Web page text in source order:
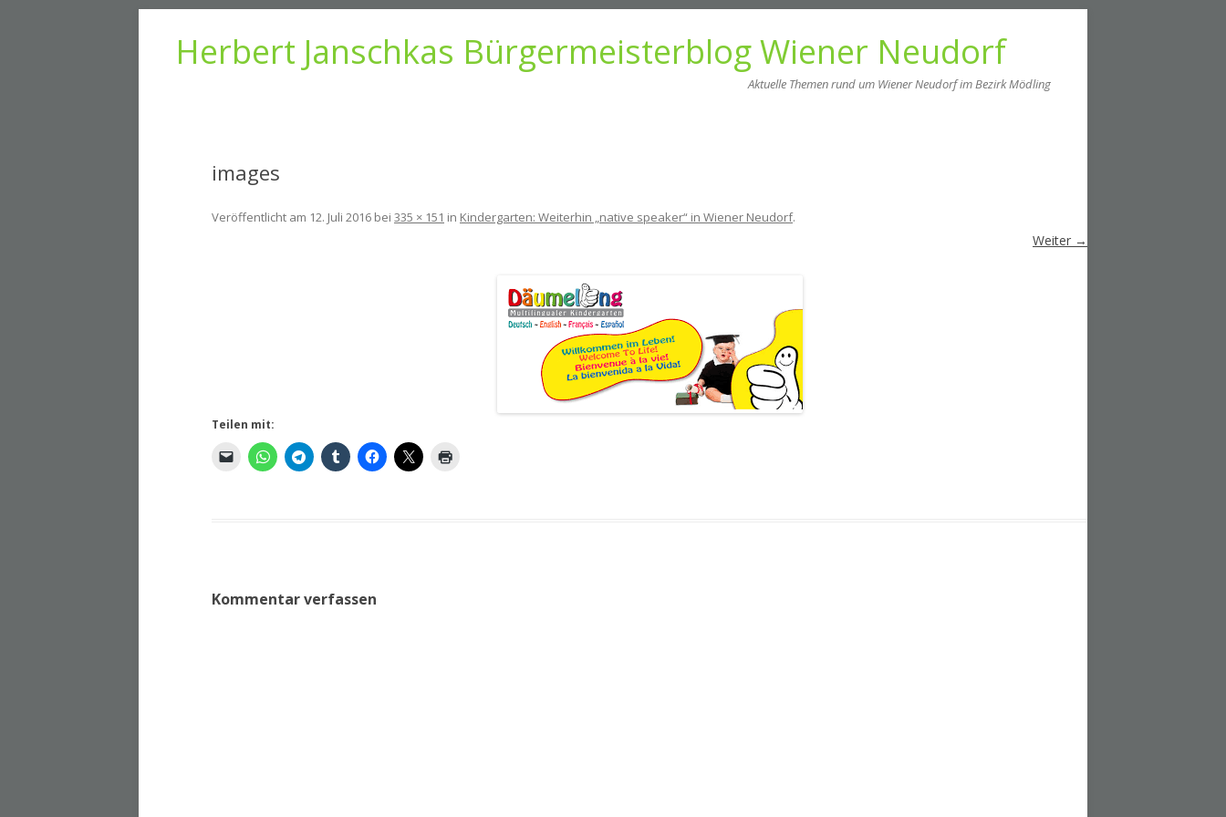
Herbert Janschkas Bürgermeisterblog Wiener Neudorf
Aktuelle Themen rund um Wiener Neudorf im Bezirk Mödling
images
Veröffentlicht am 12. Juli 2016 bei 335 × 151 in Kindergarten: Weiterhin „native speaker“ in Wiener Neudorf.
Weiter →
Teilen mit:
Kommentar verfassen